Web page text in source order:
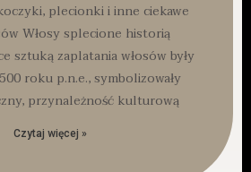
plecionki i inne ciekawe
Włosy splecione historią
sztuką zaplatania włosów były
roku p.n.e., symbolizowały
przynależność kulturową
Czytaj więcej »